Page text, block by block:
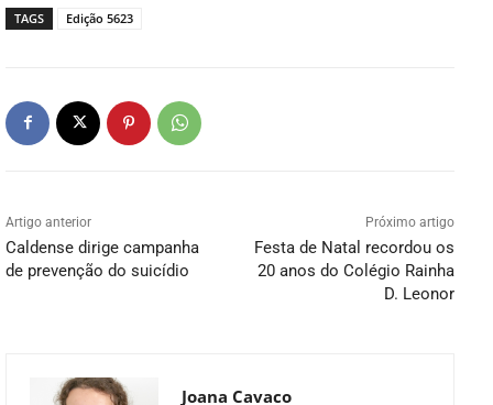
TAGS Edição 5623
Artigo anterior
Caldense dirige campanha
de prevenção do suicídio
Próximo artigo
Festa de Natal recordou os
20 anos do Colégio Rainha
D. Leonor
Joana Cavaco